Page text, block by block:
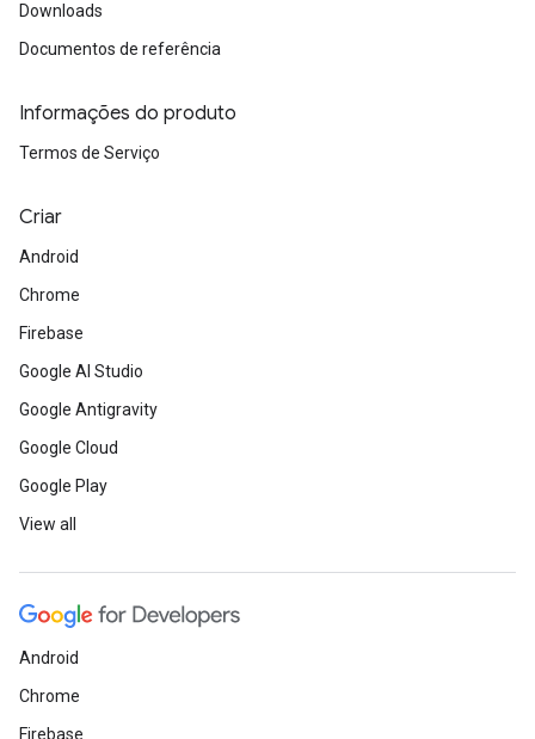
Downloads
Documentos de referência
Informações do produto
Termos de Serviço
Criar
Android
Chrome
Firebase
Google AI Studio
Google Antigravity
Google Cloud
Google Play
View all
Android
Chrome
Firebase